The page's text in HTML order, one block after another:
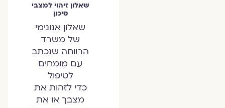
שאלון זיהוי למצבי
סיכון
שאלון אנונימי
של משרד
הרווחה שנכתב
עם מומחים
לטיפול
כדי לזהות את
מצבך או את